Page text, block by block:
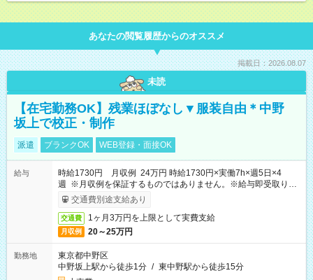
あなたの閲覧履歴からのオススメ
掲載日：2026.08.07
未読
【在宅勤務OK】残業ほぼなし▼服装自由＊中野
坂上で校正・制作
派遣 ブランクOK WEB登録・面接OK
給与
時給1730円 月収例 24万円 時給1730円×実働7h×週5日×4
週 ※月収例を保証するものではありません。※給与即受取りサ
ービス利用可（利用条件有）
交通費別途支給あり
交通費 1ヶ月3万円を上限として実費支給
月収例 20～25万円
勤務地
東京都中野区
中野坂上駅から徒歩1分 / 東中野駅から徒歩15分